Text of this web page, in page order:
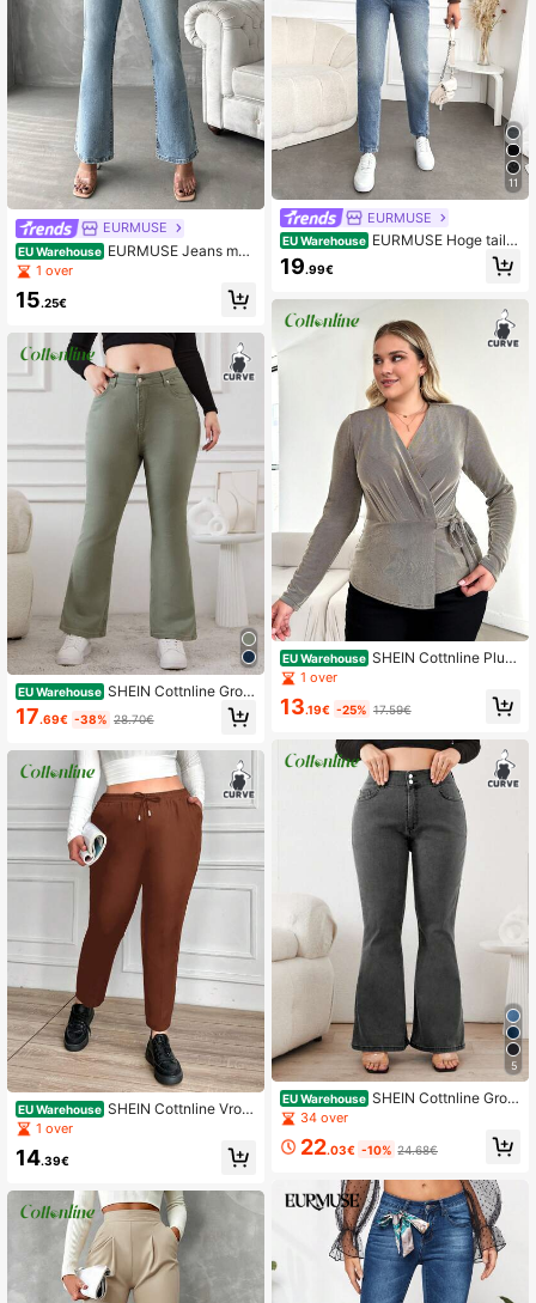
EURMUSE
EU Warehouse EURMUSE Jeans met
brede pijpen
1 over
15.25€
EU Warehouse SHEIN Cottnline Grote
maten Effen kleur Belbodem Jeans
17.69€ -38% 28.70€
EU Warehouse SHEIN Cottnline Vrou
wen Grote maten Taille met trekkoo
rd Broeken
1 over
14.39€
11
EURMUSE
EU Warehouse EURMUSE Hoge taille
Toelopend Benen Jeans
19.99€
EU Warehouse SHEIN Cottnline Plus
Knoopzijde Wrap blouses
1 over
13.19€ -25% 17.59€
5
EU Warehouse SHEIN Cottnline Grote
maten Vrouwen Zak Uitlopende bro
ek
34 over
22.03€ -10% 24.68€